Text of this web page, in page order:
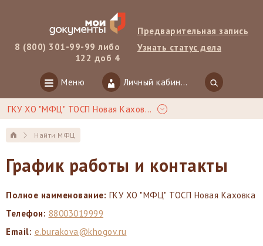
8 (800) 301-99-99 либо
122 доб 4
Предварительная запись
Узнать статус дела
Меню Личный кабинет
ГКУ ХО "МФЦ" ТОСП Новая Каховка
Найти МФЦ
График работы и контакты
Полное наименование: ГКУ ХО "МФЦ" ТОСП Новая Каховка
Телефон: 88003019999
Email: e.burakova@khogov.ru